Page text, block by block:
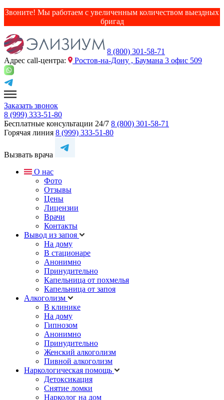
Звоните! Мы работаем с увеличенным количеством выездных
бригад
8 (800) 301-58-71
Адрес сall-центра:
Ростов-на-Дону , Баумана 3 офис 509
Заказать звонок
8 (999) 333-51-80
Бесплатные консультации 24/7 8 (800) 301-58-71
Горячая линия 8 (999) 333-51-80
Вызвать врача
О нас
Фото
Отзывы
Цены
Лицензии
Врачи
Контакты
Вывод из запоя
На дому
В стационаре
Анонимно
Принудительно
Капельница от похмелья
Капельница от запоя
Алкоголизм
В клинике
На дому
Гипнозом
Анонимно
Принудительно
Женский алкоголизм
Пивной алкоголизм
Наркологическая помощь
Детоксикация
Снятие ломки
Нарколог на дом